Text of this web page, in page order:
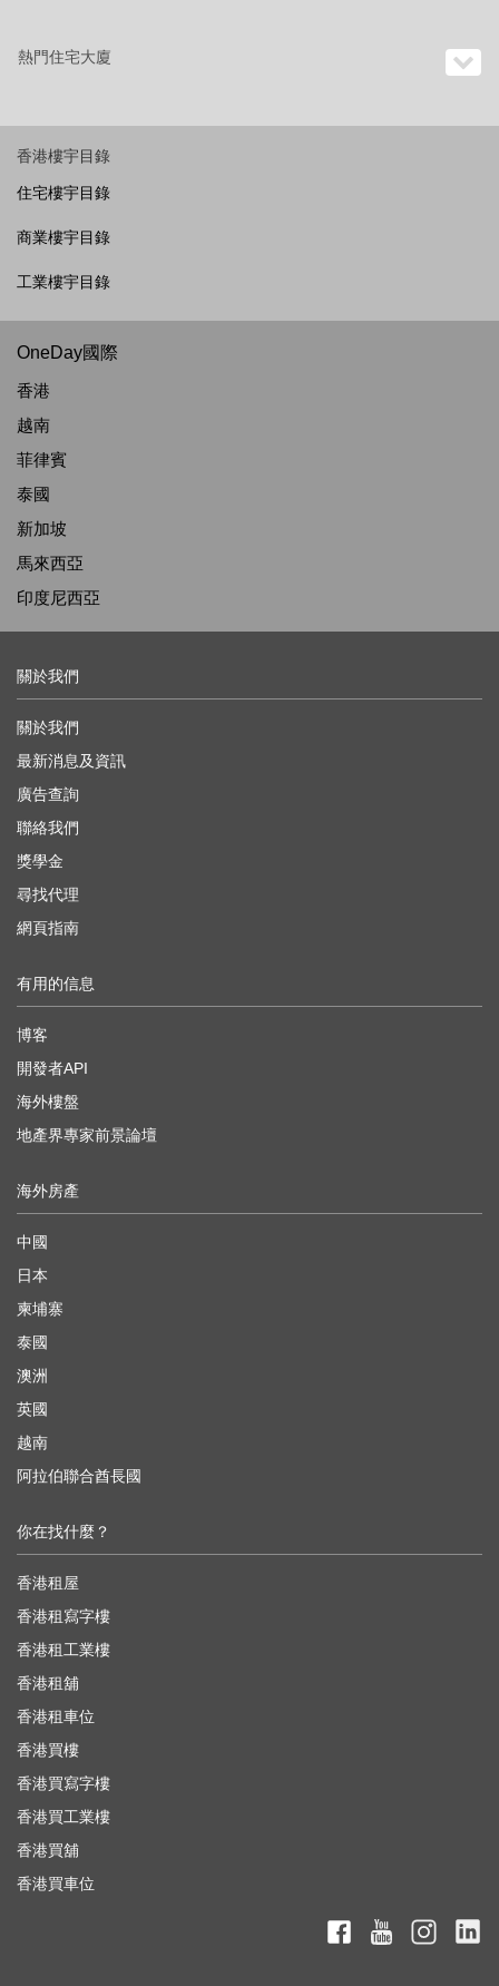
熱門住宅大廈
香港樓宇目錄
住宅樓宇目錄
商業樓宇目錄
工業樓宇目錄
OneDay國際
香港
越南
菲律賓
泰國
新加坡
馬來西亞
印度尼西亞
關於我們
關於我們
最新消息及資訊
廣告查詢
聯絡我們
獎學金
尋找代理
網頁指南
有用的信息
博客
開發者API
海外樓盤
地產界專家前景論壇
海外房產
中國
日本
柬埔寨
泰國
澳洲
英國
越南
阿拉伯聯合酋長國
你在找什麼？
香港租屋
香港租寫字樓
香港租工業樓
香港租舖
香港租車位
香港買樓
香港買寫字樓
香港買工業樓
香港買舖
香港買車位